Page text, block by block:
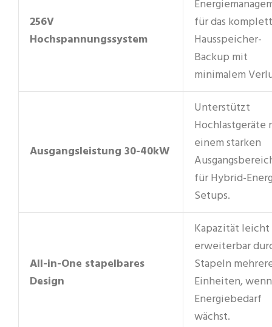
256V
Hochspannungssystem
für das
Hausspeicher-
Backup mit
minimalem
Ausgangsleistung 30-40kW
Unterstützt
Hochlastgeräte
einem starken
für Hybrid-
Setups.
All-in-One stapelbares
Design
Kapazität leicht
erweiterbar
Stapeln
Einheiten,
Energiebedarf
wächst.